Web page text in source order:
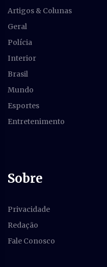
Artigos & Colunas
Geral
Polícia
Interior
Brasil
Mundo
Esportes
Entretenimento
Sobre
Privacidade
Redação
Fale Conosco